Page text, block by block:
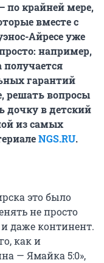
по крайней мере,
вместе с
Айресе уже
например,
получается
гарантий
решать вопросы
дочку в детский
из самых
NGS.RU.
это было
не просто
даже континент.
как и
— Ямайка 5:0»,